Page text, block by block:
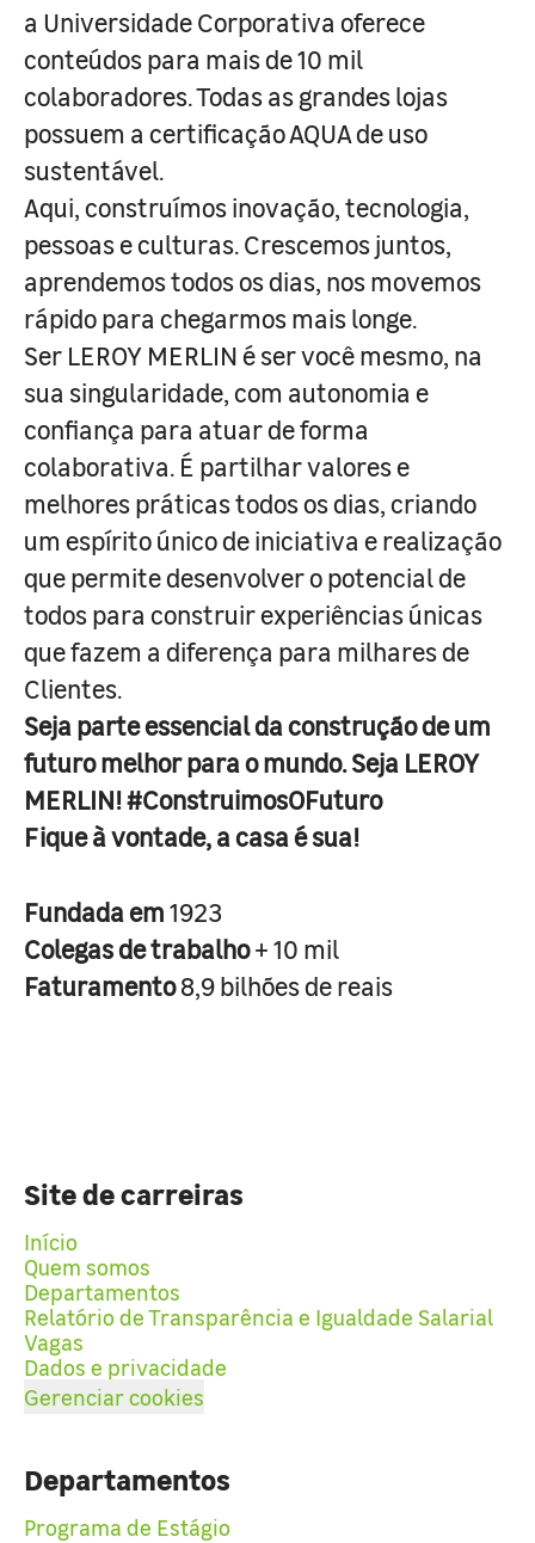
a Universidade Corporativa oferece
conteúdos para mais de 10 mil
colaboradores. Todas as grandes lojas
possuem a certificação AQUA de uso
sustentável.
Aqui, construímos inovação, tecnologia,
pessoas e culturas. Crescemos juntos,
aprendemos todos os dias, nos movemos
rápido para chegarmos mais longe.
Ser LEROY MERLIN é ser você mesmo, na
sua singularidade, com autonomia e
confiança para atuar de forma
colaborativa. É partilhar valores e
melhores práticas todos os dias, criando
um espírito único de iniciativa e realização
que permite desenvolver o potencial de
todos para construir experiências únicas
que fazem a diferença para milhares de
Clientes.
Seja parte essencial da construção de um
futuro melhor para o mundo. Seja LEROY
MERLIN! #ConstruimosOFuturo
Fique à vontade, a casa é sua!
Fundada em1923
Colegas de trabalho+ 10 mil
Faturamento8,9 bilhões de reais
Site de carreiras
Início
Quem somos
Departamentos
Relatório de Transparência e Igualdade Salarial
Vagas
Dados e privacidade
Gerenciar cookies
Departamentos
Programa de Estágio